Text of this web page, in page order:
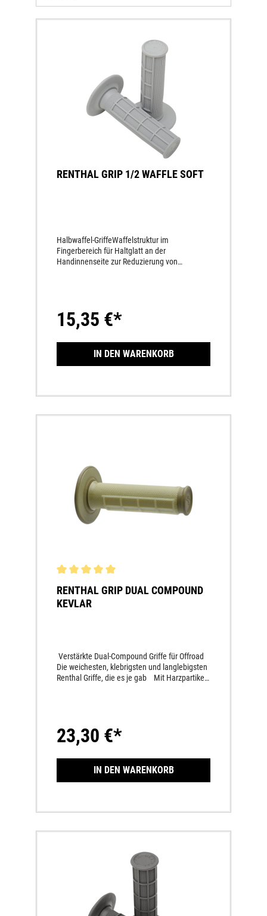
RENTHAL GRIP 1/2 WAFFLE SOFT
Halbwaffel-GriffeWaffelstruktur im
Fingerbereich für Haltglatt an der
Handinnenseite zur Reduzierung von
15,35 €*
IN DEN WARENKORB
Durchschnittliche Bewertung von 5 von 5 Sternen
RENTHAL GRIP DUAL COMPOUND
KEVLAR
Verstärkte Dual-Compound Griffe für Offroad
Die weichesten, klebrigsten und langlebigsten
Renthal Griffe, die es je gab Mit Harzpartikeln
23,30 €*
IN DEN WARENKORB